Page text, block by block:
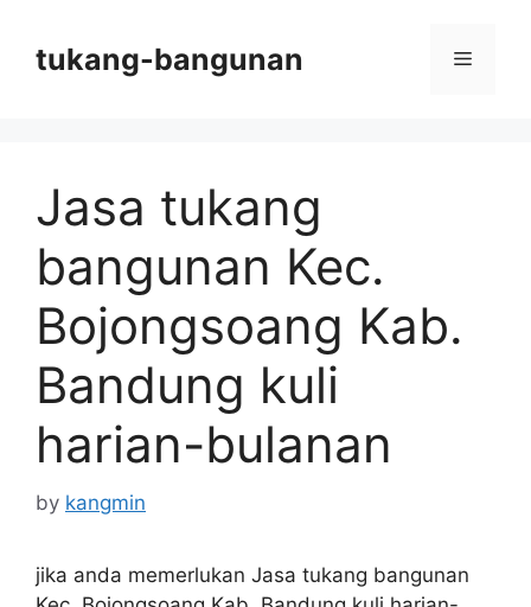
contenttukang-bangunan Menu
Jasa tukang
bangunan Kec.
Bojongsoang Kab.
Bandung kuli
harian-bulanan
by kangmin
jika anda memerlukan Jasa tukang bangunan